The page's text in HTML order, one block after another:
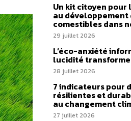
Un kit citoyen
au développement
comestibles dans
29 juillet 2026
L’éco-anxiété
lucidité transforme
28 juillet 2026
7 indicateurs pour
résilientes et
au changement
27 juillet 2026